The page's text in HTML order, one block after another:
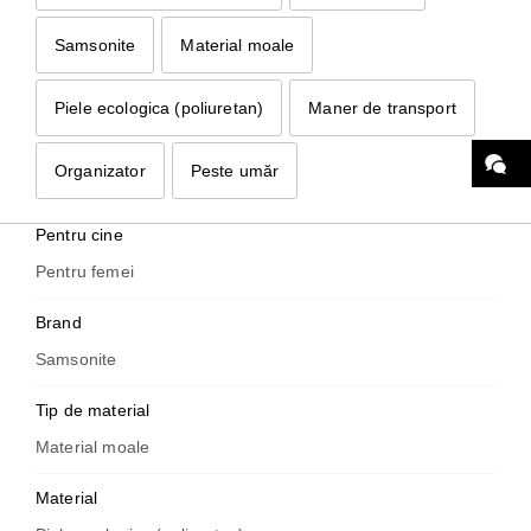
Samsonite Material moale
Piele ecologica (poliuretan) Maner de transport
Organizator Peste umăr
Organizator
Material
Piele ecologica (poliuretan)
Pentru cine
Pentru femei
Brand
Samsonite
Tip de material
Material moale
Material